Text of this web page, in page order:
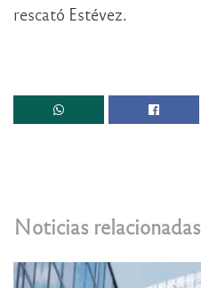
rescató Estévez.
Noticias relacionadas